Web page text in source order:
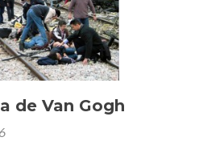
de Van Gogh